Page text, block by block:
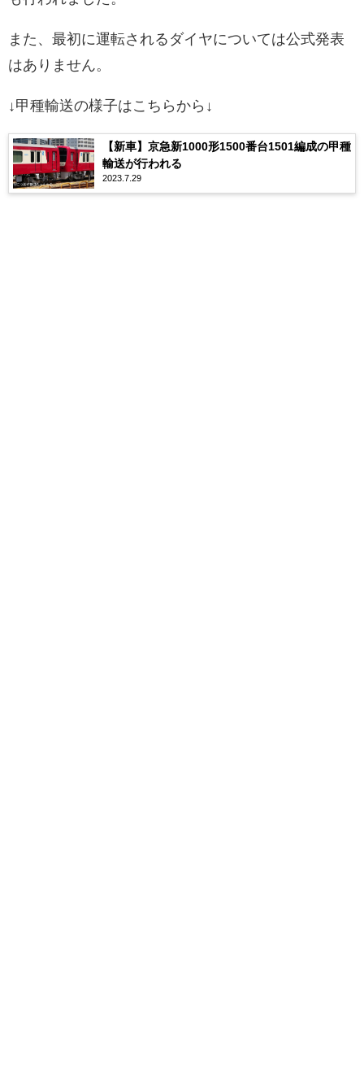
また、最初に運転されるダイヤについては公式発表
はありません。
↓甲種輸送の様子はこちらから↓
【新車】京急新1000形1500番台1501編成の甲種
輸送が行われる
2023.7.29